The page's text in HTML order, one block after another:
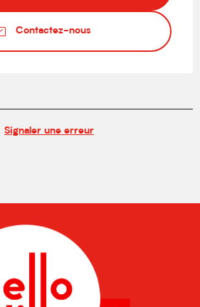
Contactez-nous
Signaler une erreur